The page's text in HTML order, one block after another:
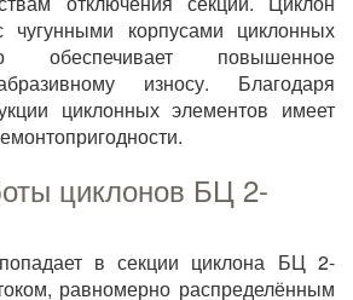
чугунными корпусами циклонных
обеспечивает повышенное
износу. Благодаря
циклонных элементов имеет
циклонов БЦ 2-
в секции циклона БЦ 2-
равномерно распределённым